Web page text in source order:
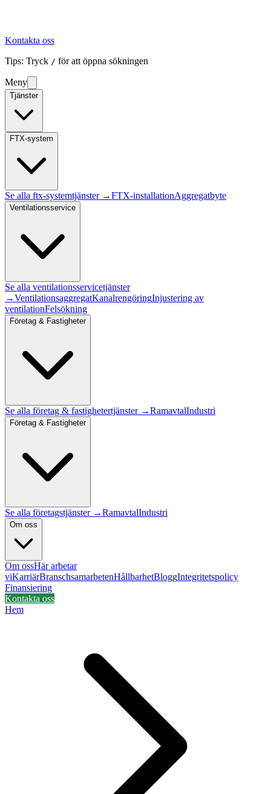
Kontakta oss
Tips: Tryck / för att öppna sökningen
Meny
Tjänster
FTX-system
Se alla ftx-systemtjänster →FTX-installationAggregatbyte
Ventilationsservice
Se alla ventilationsservicetjänster
→VentilationsaggregatKanalrengöringInjustering av
ventilationFelsökning
Företag & Fastigheter
Se alla företag & fastighetertjänster →RamavtalIndustri
Företag & Fastigheter
Se alla företagstjänster →RamavtalIndustri
Om oss
Om ossHär arbetar
viKarriärBranschsamarbetenHållbarhetBloggIntegritetspolicy
Finansiering
Kontakta oss
Hem